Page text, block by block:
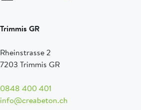
Trimmis GR
Rheinstrasse 2
7203 Trimmis GR
0848 400 401
info@creabeton.ch